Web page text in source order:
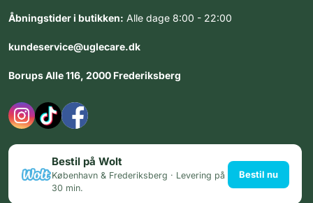
Åbningstider i butikken: Alle dage 8:00 - 22:00
kundeservice@uglecare.dk
Borups Alle 116, 2000 Frederiksberg
Bestil på Wolt
København & Frederiksberg · Levering på
30 min.
Bestil nu